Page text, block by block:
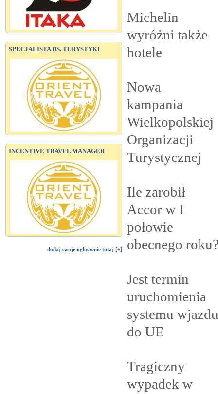
SPECJALISTA DS. TURYSTYKI
INCENTIVE TRAVEL MANAGER
dodaj swoje ogłoszenie tutaj [+]
Michelin
wyróżni także
hotele
Nowa
kampania
Wielkopolskiej
Organizacji
Turystycznej
Ile zarobił
Accor w I
połowie
obecnego
Jest termin
uruchomienia
systemu wjazdu
do UE
Tragiczny
wypadek w